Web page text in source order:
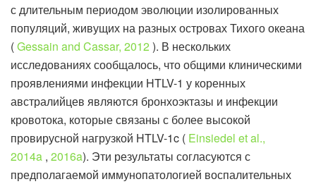
с длительным периодом эволюции изолированных
популяций, живущих на разных островах Тихого океана
(Gessain and Cassar, 2012 ). В нескольких
исследованиях сообщалось, что общими клиническими
проявлениями инфекции HTLV-1 у коренных
австралийцев являются бронхоэктазы и инфекции
кровотока, которые связаны с более высокой
провирусной нагрузкой HTLV-1c ( Einsiedel et al.,
2014a , 2016a). Эти результаты согласуются с
предполагаемой иммунопатологией воспалительных